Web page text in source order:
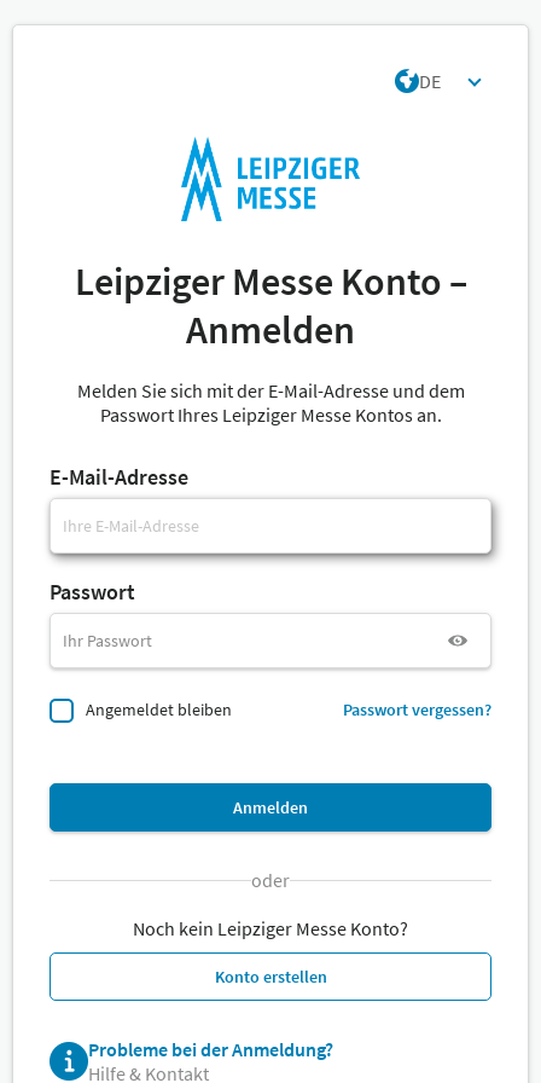
DE
Leipziger Messe Konto –
Anmelden
Melden Sie sich mit der E-Mail-Adresse und dem
Passwort Ihres Leipziger Messe Kontos an.
E-Mail-Adresse
Passwort
Angemeldet bleiben Passwort vergessen?
Anmelden
oder
Noch kein Leipziger Messe Konto?
Konto erstellen
Probleme bei der Anmeldung?
Hilfe & Kontakt